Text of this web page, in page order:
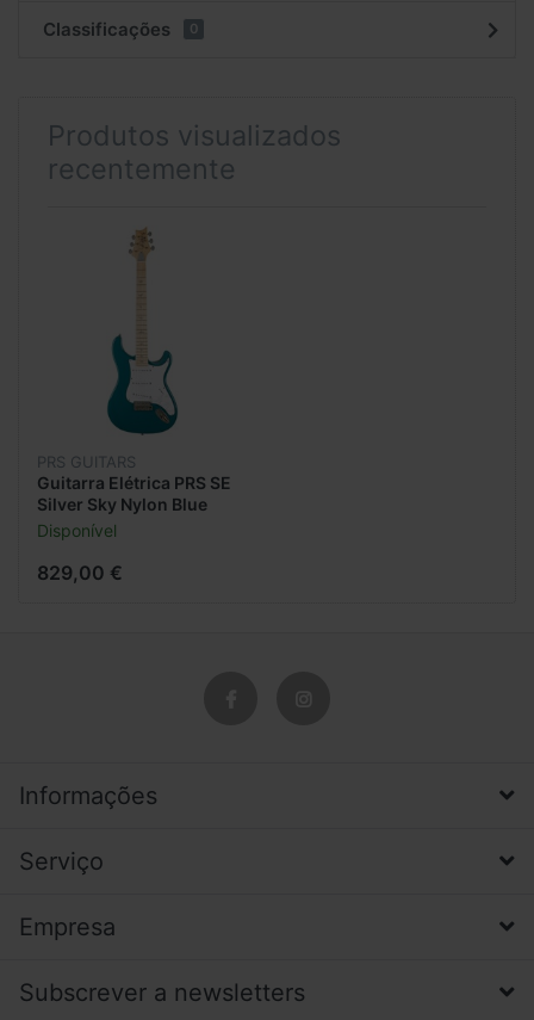
Classificações 0
Produtos visualizados
recentemente
PRS GUITARS
Guitarra Elétrica PRS SE
Silver Sky Nylon Blue
Disponível
829,00 €
Informações
Serviço
Empresa
Subscrever a newsletters